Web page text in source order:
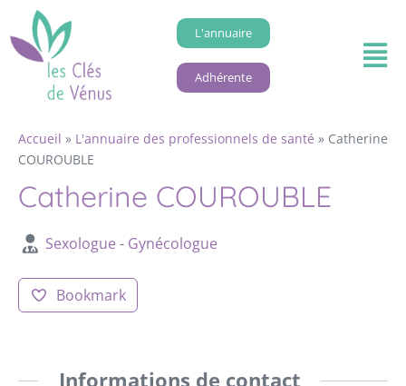
L'annuaire
Adhérente
Accueil » L'annuaire des professionnels de santé » Catherine
COUROUBLE
Catherine COUROUBLE
Sexologue - Gynécologue
Bookmark